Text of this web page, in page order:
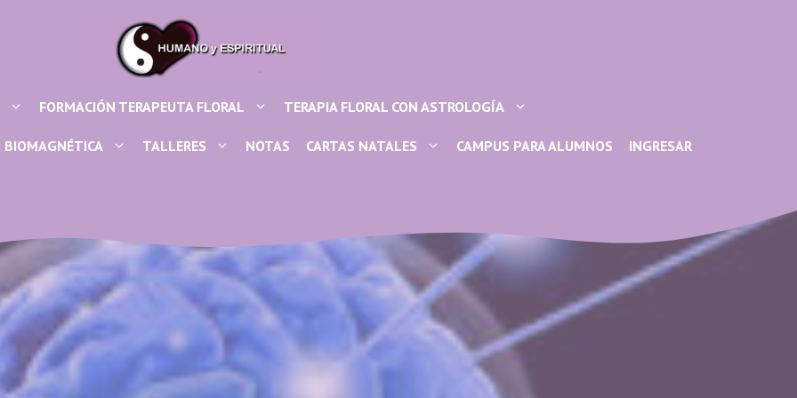
FORMACIÓN TERAPEUTA FLORAL TERAPIA FLORAL CON ASTROLOGÍA
BIOMAGNÉTICA TALLERES NOTAS CARTAS NATALES CAMPUS PARA ALUMNOS INGRESAR